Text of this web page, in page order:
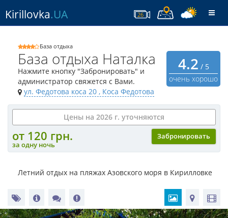
Kirillovka.UA 26
4.2 / 5
очень хорошо
База отдыха
База отдыха Наталка
Нажмите кнопку "Забронировать" и
администратор свяжется с Вами.
ул. Федотова коса 20 , Коса Федотова
Цены на 2026 г. уточняются
Забронировать
от 120 грн.
за одну ночь
Летний отдых на пляжах Азовского моря в Кирилловке